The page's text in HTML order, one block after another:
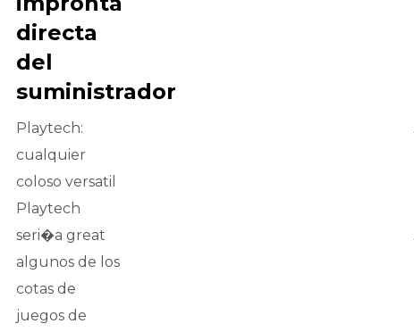
directa
del
suministrador
Playtech:
cualquier
coloso versatil
Playtech
seri�a great
algunos de los
cotas de
juegos de